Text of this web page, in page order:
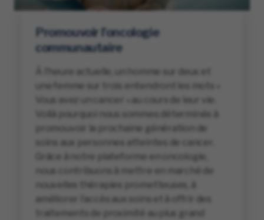
Promouvoir l’oncologie
communautaire
À l’heure actuelle, un homme sur deux et
une femme sur trois entendront les mots «
Vous avez un cancer » au cours de leur vie.
promouvoir la prochaine génération de
soins aux personnes atteintes de cancer.
nous contribuons à mettre en marché de
améliorer l’accès aux soins et à offrir des
traitements de proximité au plus grand